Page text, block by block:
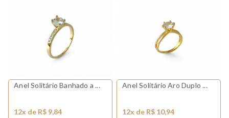
Anel Solitário Banhado a ...
12x de R$ 9,84
Anel Solitário Aro Duplo ...
12x de R$ 10,94